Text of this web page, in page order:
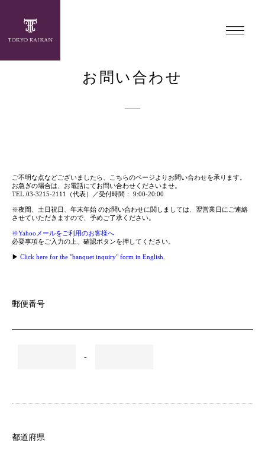
お問い合わせ
ご不明な点などございましたら、こちらのページよりお問い合わせを承ります。
お急ぎの場合は、お電話にてお問い合わせくださいませ。
TEL.03-3215-2111（代表）／受付時間： 9:00-20:00
※夜間、土日祝日、年末年始 のお問い合わせに関しましては、翌営業日にご連絡
させていただきますので、予めご了承ください。
※Yahooメールをご利用のお客様へ
必要事項をご入力の上、確認ボタンを押してください。
▶ Click here for the "banquet inquiry" form in English.
郵便番号
-
都道府県